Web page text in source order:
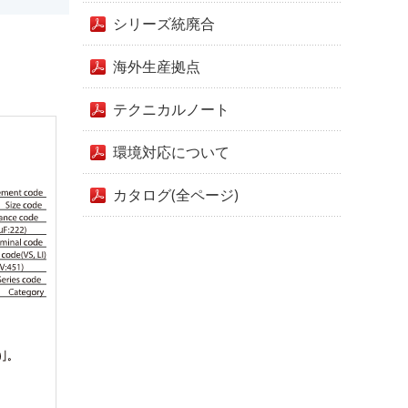
シリーズ統廃合
海外生産拠点
テクニカルノート
環境対応について
カタログ(全ページ)